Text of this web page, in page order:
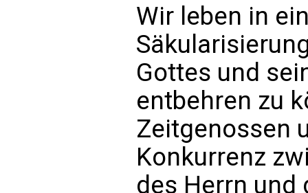
Wir leben in
Gottes und
entbehren zu
Zeitgenossen
Konkurrenz
des Herrn und